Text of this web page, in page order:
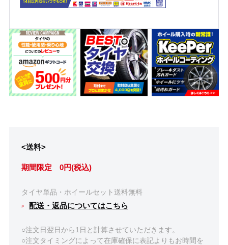
<送料>
期間限定 0円(税込)
タイヤ単品・ホイールセット送料無料
配送・返品についてはこちら
○注文日翌日から1日と計算させていただきます。
○注文タイミングによって在庫確保に表記よりもお時間を